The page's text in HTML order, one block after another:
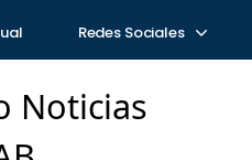
Redes Sociales
Noticias